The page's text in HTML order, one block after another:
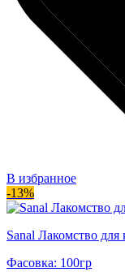
В избранное
-13%
Sanal Лакомство
Фасовка: 100гр